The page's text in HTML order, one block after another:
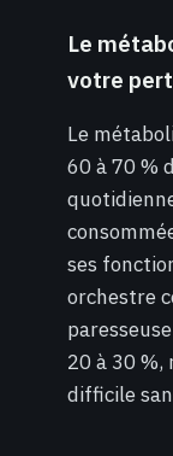
Le
votre
Le
60 à 70 %
ses
orchestre
20 à 30
difficile